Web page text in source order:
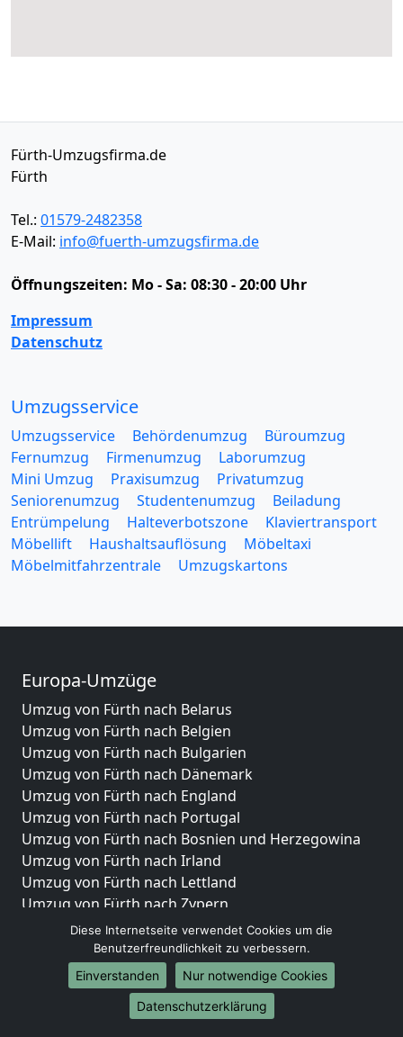
Fürth-Umzugsfirma.de
Fürth
Tel.: 01579-2482358
E-Mail: info@fuerth-umzugsfirma.de
Öffnungszeiten: Mo - Sa: 08:30 - 20:00 Uhr
Impressum
Datenschutz
Umzugsservice
Umzugsservice Behördenumzug
Büroumzug
Fernumzug
Firmenumzug
Laborumzug
Mini Umzug
Praxisumzug
Privatumzug
Seniorenumzug
Studentenumzug
Beiladung
Entrümpelung
Halteverbotszone
Klaviertransport
Möbellift
Haushaltsauflösung
Möbeltaxi
Möbelmitfahrzentrale
Umzugskartons
Europa-Umzüge
Umzug von Fürth nach Belarus
Umzug von Fürth nach Belgien
Umzug von Fürth nach Bulgarien
Umzug von Fürth nach Dänemark
Umzug von Fürth nach England
Umzug von Fürth nach Portugal
Umzug von Fürth nach Bosnien und Herzegowina
Umzug von Fürth nach Irland
Umzug von Fürth nach Lettland
Umzug von Fürth nach Zypern
Umzug von Fürth nach Kroatien
Umzug von Fürth nach Estland
Umzug von Fürth nach Finnland
Umzug von Fürth nach Frankreich
Umzug von Fürth nach Griechenland
Diese Internetseite verwendet Cookies um die
Benutzerfreundlichkeit zu verbessern.
Einverstanden
Nur notwendige Cookies
Datenschutzerklärung